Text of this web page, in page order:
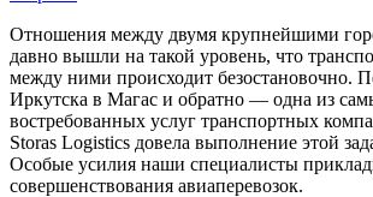
Отношения между двумя крупнейшими
давно вышли на такой уровень, что
между ними происходит безостановочно.
Иркутска в Магас и обратно — одна из
востребованных услуг транспортных
Storas Logistics довела выполнение этой
Особые усилия наши специалисты
совершенствования авиаперевозок.